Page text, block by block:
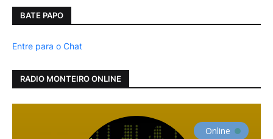
BATE PAPO
Entre para o Chat
RADIO MONTEIRO ONLINE